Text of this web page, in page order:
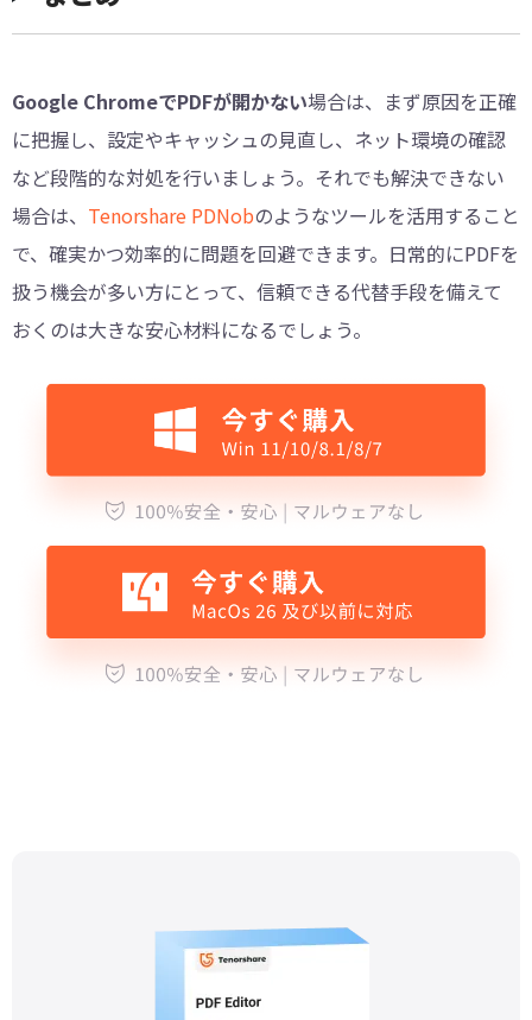
Google ChromeでPDFが開かない場合は、まず原因を正確
に把握し、設定やキャッシュの見直し、ネット環境の確認
など段階的な対処を行いましょう。それでも解決できない
場合は、 Tenorshare PDNobのようなツールを活用すること
で、確実かつ効率的に問題を回避できます。日常的にPDFを
扱う機会が多い方にとって、信頼できる代替手段を備えて
おくのは大きな安心材料になるでしょう。